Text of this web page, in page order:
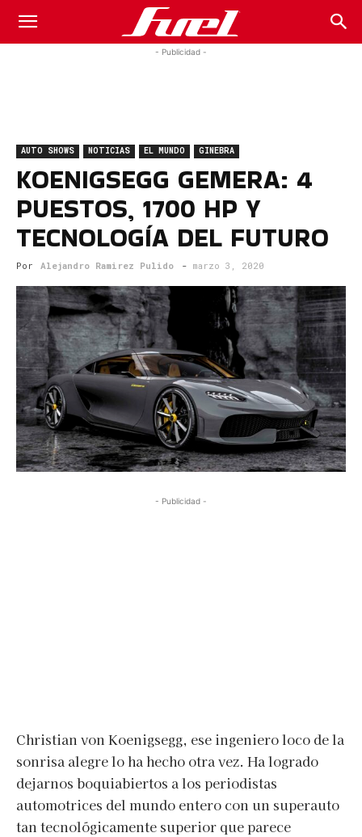
Fuel
Magazine
- Publicidad -
AUTO SHOWS NOTICIAS EL MUNDO GINEBRA
KOENIGSEGG GEMERA: 4
PUESTOS, 1700 HP Y
TECNOLOGÍA DEL FUTURO
Por Alejandro Ramirez Pulido - marzo 3, 2020
- Publicidad -
Christian von Koenigsegg, ese ingeniero loco de la
sonrisa alegre lo ha hecho otra vez. Ha logrado
dejarnos boquiabiertos a los periodistas
automotrices del mundo entero con un superauto
tan tecnológicamente superior que parece